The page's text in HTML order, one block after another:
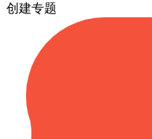
创建专题